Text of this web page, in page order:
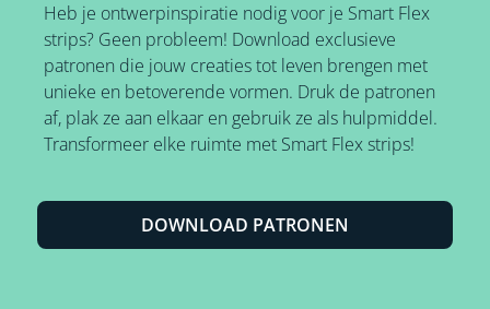
Heb je ontwerpinspiratie nodig voor je Smart Flex
strips? Geen probleem! Download exclusieve
patronen die jouw creaties tot leven brengen met
unieke en betoverende vormen. Druk de patronen
af, plak ze aan elkaar en gebruik ze als hulpmiddel.
Transformeer elke ruimte met Smart Flex strips!
DOWNLOAD PATRONEN